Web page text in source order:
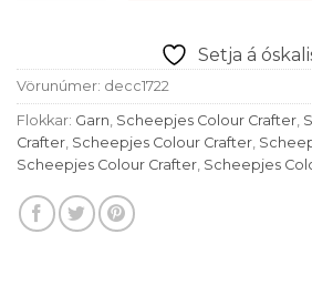
Setja á
Vörunúmer: decc1722
Flokkar: Garn Scheepjes Colour Crafter
Crafter Scheepjes Colour Crafter
Scheepjes Colour Crafter Scheepjes